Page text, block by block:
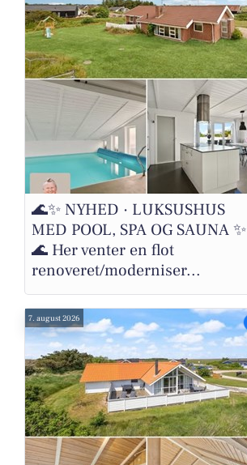
🌊✨ NYHED · LUKSUSHUS
MED POOL, SPA OG SAUNA ✨
🌊 Her venter en flot
renoveret/moderniser...
7. august 2026